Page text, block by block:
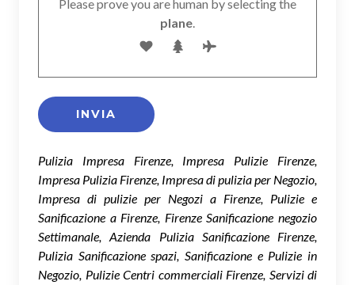
Please prove you are human by selecting the
plane.
Pulizia Impresa Firenze, Impresa Pulizie Firenze,
Impresa Pulizia Firenze, Impresa di pulizia per Negozio,
Impresa di pulizie per Negozi a Firenze, Pulizie e
Sanificazione a Firenze, Firenze Sanificazione negozio
Settimanale, Azienda Pulizia Sanificazione Firenze,
Pulizia Sanificazione spazi, Sanificazione e Pulizie in
Negozio, Pulizie Centri commerciali Firenze, Servizi di